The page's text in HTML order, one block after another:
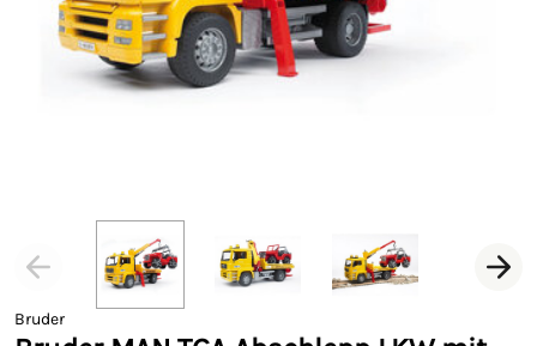
Bruder